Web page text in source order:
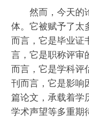
然而，今天的
体。它被赋予了太
而言，它是毕业证
言，它是职称评审
而言，它是学科评
刊而言，它是影响
篇论文，承载着学
学术声望等多重期